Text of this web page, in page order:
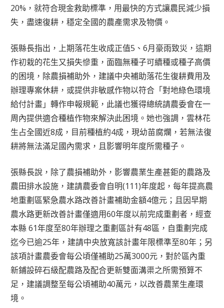
20%，就符合現金救助標準，用最快的方式讓農民減少損
失，盡速復耕，穩定全國的農產需求及物價。
張縣長指出，上期落花生收成正值5、6月豪雨致災，這期
作初栽的花生又損失慘重，面臨無種子可續種或種子高價
的困境，除農損補助外，建議中央補助落花生復耕費用及
辦理專案休耕，或提供非敏感作物以符合「對地綠色環境
給付計畫」轉作申報規範，此議也獲得總統請農委會在一
周內提供適合種植作物來解決此困境。她也強調，雲林花
生占全國近8成，目前種植約4成，現幼苗腐爛，若無法復
耕將無法滿足國內需求，且影響明年度所需種子。
張縣長說，除了農損補助外，影響農業生產甚鉅的農路及
農田排水設施，建請農委會自明(111)年度起，每年提高農
地重劃區緊急農水路改善計畫補助金額4億元；且因早期
農水路更新改善計畫僅適用60年度以前完成重劃者，經查
本縣 61年度至80年辦理之重劃區計有48區，自重劃完成
迄今已逾25年，建請中央放寬該計畫年限標準至80年；另
該項計畫農委會每公頃僅補助25萬3000元，對於區內重
新鋪設碎石級配農路及配合更新雙面溝渠之所需預算不
足，建議調整至每公頃補助40萬元，以改善農業生產環
境。